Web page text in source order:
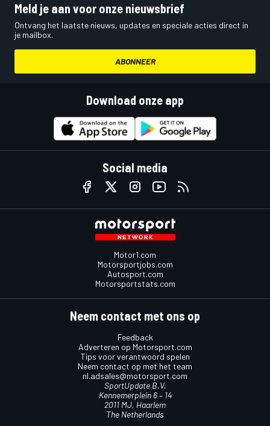
Meld je aan voor onze nieuwsbrief
Ontvang het laatste nieuws, updates en speciale acties direct in
je mailbox.
ABONNEER
Download onze app
Social media
Motor1.com
Motorsportjobs.com
Autosport.com
Motorsportstats.com
Neem contact met ons op
Feedback
Adverteren op Motorsport.com
Tips voor verantwoord spelen
Neem contact op met het team
nl.adsales@motorsport.com
SportUpdate B.V.
Kennemerplein 6 – 14
2011 MJ, Haarlem
The Netherlands